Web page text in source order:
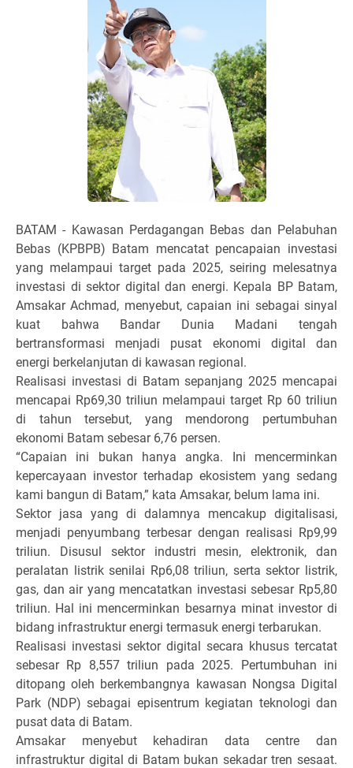
BATAM - Kawasan Perdagangan Bebas dan Pelabuhan
Bebas (KPBPB) Batam mencatat pencapaian investasi
yang melampaui target pada 2025, seiring melesatnya
investasi di sektor digital dan energi. Kepala BP Batam,
Amsakar Achmad, menyebut, capaian ini sebagai sinyal
kuat bahwa Bandar Dunia Madani tengah
bertransformasi menjadi pusat ekonomi digital dan
energi berkelanjutan di kawasan regional.
Realisasi investasi di Batam sepanjang 2025 mencapai
mencapai Rp69,30 triliun melampaui target Rp 60 triliun
di tahun tersebut, yang mendorong pertumbuhan
ekonomi Batam sebesar 6,76 persen.
“Capaian ini bukan hanya angka. Ini mencerminkan
kepercayaan investor terhadap ekosistem yang sedang
kami bangun di Batam,” kata Amsakar, belum lama ini.
Sektor jasa yang di dalamnya mencakup digitalisasi,
menjadi penyumbang terbesar dengan realisasi Rp9,99
triliun. Disusul sektor industri mesin, elektronik, dan
peralatan listrik senilai Rp6,08 triliun, serta sektor listrik,
gas, dan air yang mencatatkan investasi sebesar Rp5,80
triliun. Hal ini mencerminkan besarnya minat investor di
bidang infrastruktur energi termasuk energi terbarukan.
Realisasi investasi sektor digital secara khusus tercatat
sebesar Rp 8,557 triliun pada 2025. Pertumbuhan ini
ditopang oleh berkembangnya kawasan Nongsa Digital
Park (NDP) sebagai episentrum kegiatan teknologi dan
pusat data di Batam.
Amsakar menyebut kehadiran data centre dan
infrastruktur digital di Batam bukan sekadar tren sesaat.